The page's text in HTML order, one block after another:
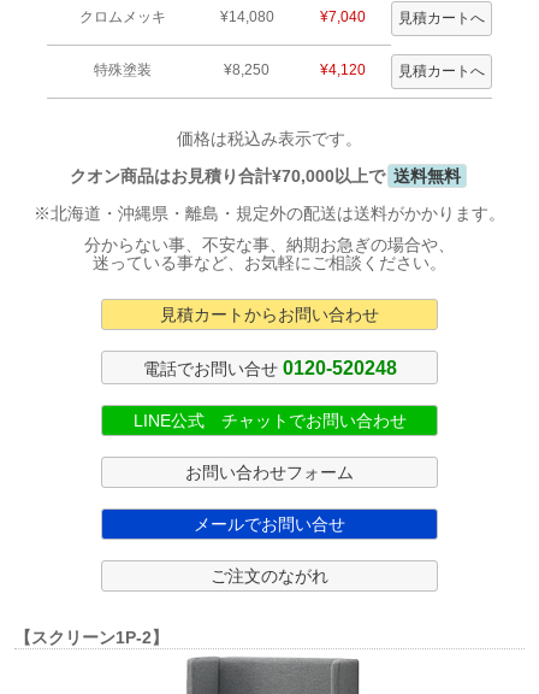
クロムメッキ ¥14,080 ¥7,040
特殊塗装 ¥8,250 ¥4,120
価格は税込み表示です。
クオン商品はお見積り合計¥70,000以上で 送料無料
※北海道・沖縄県・離島・規定外の配送は送料がかかります。
分からない事、不安な事、納期お急ぎの場合や、
迷っている事など、お気軽にご相談ください。
見積カートからお問い合わせ
電話でお問い合せ 0120-520248
LINE公式 チャットでお問い合わせ
お問い合わせフォーム
メールでお問い合せ
ご注文のながれ
【スクリーン1P-2】